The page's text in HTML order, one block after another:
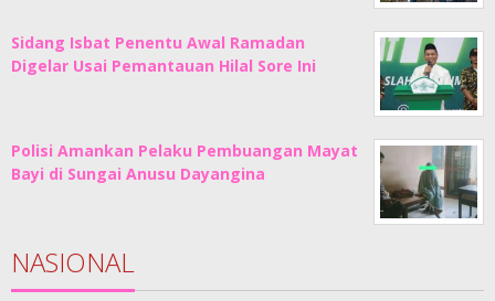
Sidang Isbat Penentu Awal Ramadan
Digelar Usai Pemantauan Hilal Sore Ini
Polisi Amankan Pelaku Pembuangan Mayat
Bayi di Sungai Anusu Dayangina
NASIONAL